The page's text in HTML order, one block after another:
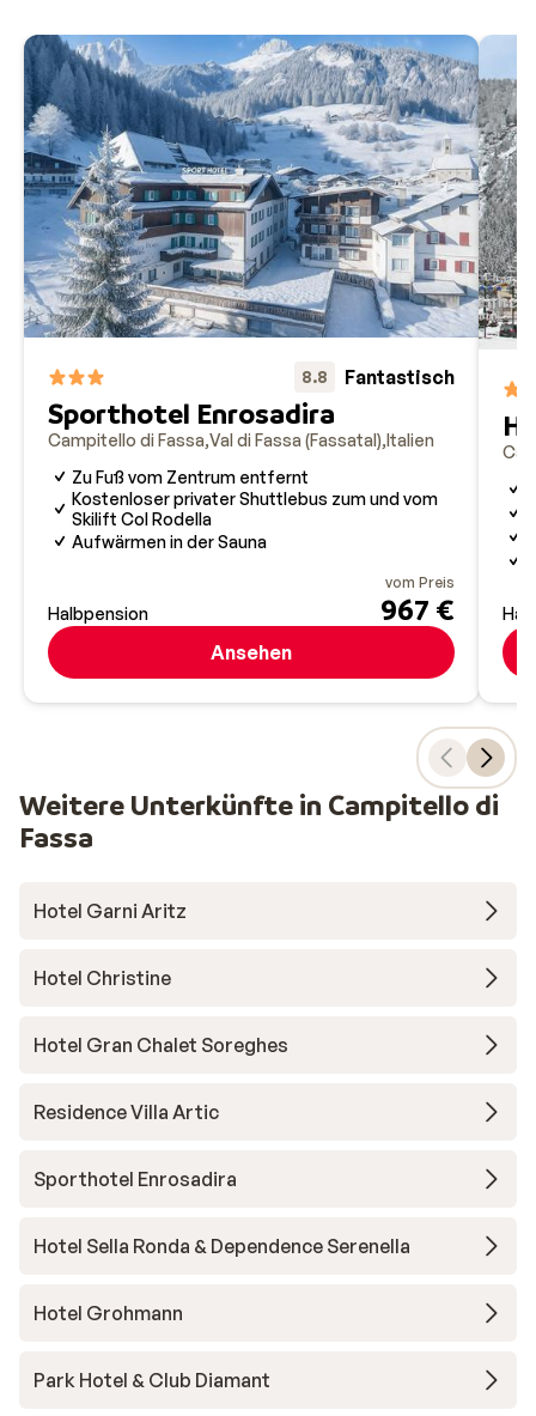
8.8 Fantastisch
Sporthotel Enrosadira
Campitello di Fassa Val di Fassa (Fassatal) Italien
Zu Fuß vom Zentrum entfernt
Kostenloser privater Shuttlebus zum und vom
Skilift Col Rodella
Aufwärmen in der Sauna
Halbpension
vom Preis
967 €
Ansehen
Weitere Unterkünfte in Campitello di
Fassa
Hotel Garni Aritz
Hotel Christine
Hotel Gran Chalet Soreghes
Residence Villa Artic
Sporthotel Enrosadira
Hotel Sella Ronda & Dependence Serenella
Hotel Grohmann
Park Hotel & Club Diamant